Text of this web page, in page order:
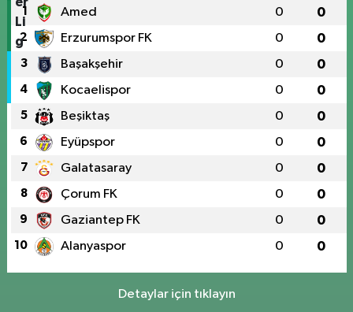
1 Amed 0 0
2 Erzurumspor FK 0 0
3 Başakşehir 0 0
4 Kocaelispor 0 0
5 Beşiktaş 0 0
6 Eyüpspor 0 0
7 Galatasaray 0 0
8 Çorum FK 0 0
9 Gaziantep FK 0 0
10 Alanyaspor 0 0
Detaylar için tıklayın